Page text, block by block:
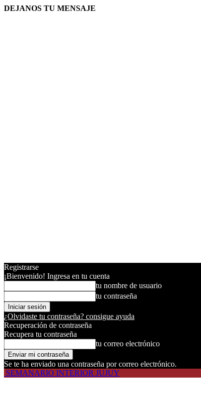
DEJANOS TU MENSAJE
Registrarse
¡Bienvenido! Ingresa en tu cuenta
tu nombre de usuario
tu contraseña
¿Olvidaste tu contraseña? consigue ayuda
Recuperación de contraseña
Recupera tu contraseña
tu correo electrónico
Se te ha enviado una contraseña por correo electrónico.
SEMANARIO INTERIOR JUJUY